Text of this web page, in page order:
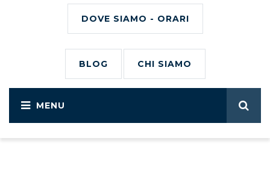
DOVE SIAMO - ORARI
BLOG CHI SIAMO